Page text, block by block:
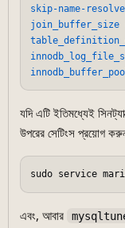
skip-name-resolve
join_buffer_size
যদি এটি ইতিমধ্যেই
উপরের সেটিংস প্রয়োগ
এবং, আবার